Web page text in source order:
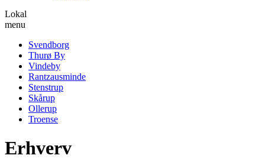
Lokal
menu
Svendborg
Thurø By
Vindeby
Rantzausminde
Stenstrup
Skårup
Ollerup
Troense
Erhverv